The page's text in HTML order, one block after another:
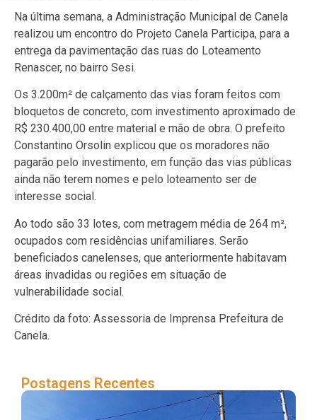
Na última semana, a Administração Municipal de Canela
realizou um encontro do Projeto Canela Participa, para a
entrega da pavimentação das ruas do Loteamento
Renascer, no bairro Sesi.
Os 3.200m² de calçamento das vias foram feitos com
bloquetos de concreto, com investimento aproximado de
R$ 230.400,00 entre material e mão de obra. O prefeito
Constantino Orsolin explicou que os moradores não
pagarão pelo investimento, em função das vias públicas
ainda não terem nomes e pelo loteamento ser de
interesse social.
Ao todo são 33 lotes, com metragem média de 264 m²,
ocupados com residências unifamiliares. Serão
beneficiados canelenses, que anteriormente habitavam
áreas invadidas ou regiões em situação de
vulnerabilidade social.
Crédito da foto: Assessoria de Imprensa Prefeitura de
Canela.
Postagens Recentes